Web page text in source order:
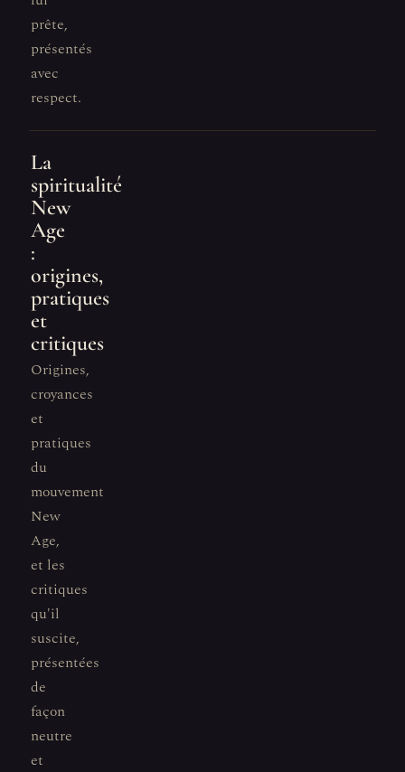
prête,
présentés
avec
respect.
La
spiritualité
New
Age
:
origines,
pratiques
et
critiques
Origines,
croyances
et
pratiques
du
mouvement
New
Age,
et les
critiques
qu'il
suscite,
présentées
de
façon
neutre
et